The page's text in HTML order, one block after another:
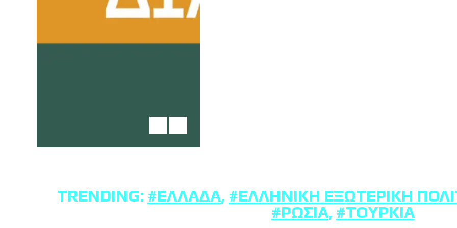
TRENDING: #ΕΛΛΆΔΑ, #ΕΛΛΗΝΙΚΉ ΕΞΩΤΕΡΙΚΉ
#ΡΩΣΊΑ, #ΤΟΥΡΚΊΑ